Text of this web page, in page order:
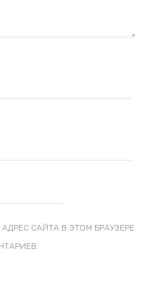
САЙТА В ЭТОМ БРАУЗЕРЕ